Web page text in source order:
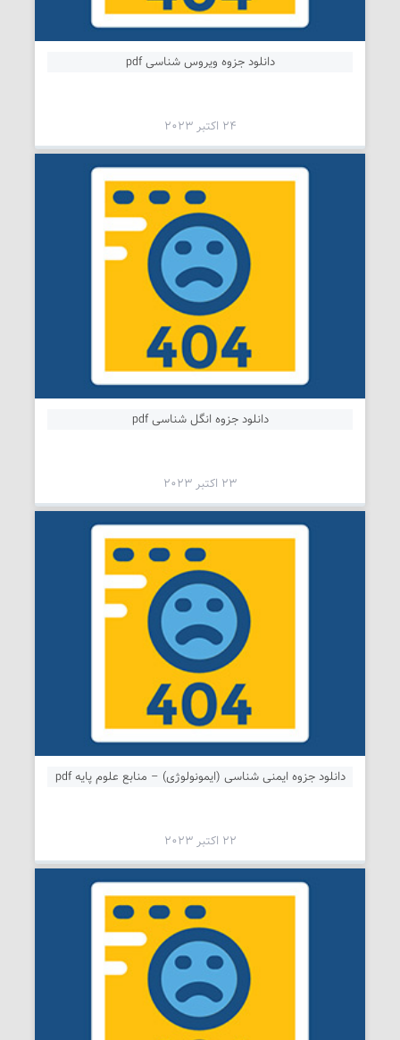
دانلود جزوه ویروس شناسی pdf
24 اکتبر 2023
دانلود جزوه انگل شناسی pdf
23 اکتبر 2023
دانلود جزوه ایمنی شناسی (ایمونولوژی) – منابع علوم پایه pdf
22 اکتبر 2023